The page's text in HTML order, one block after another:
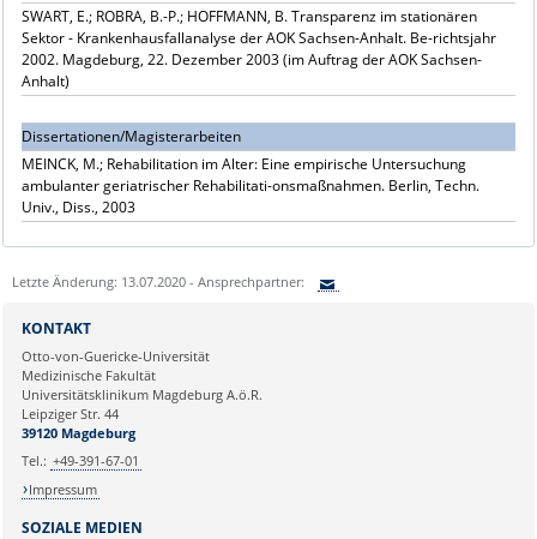
SWART, E.; ROBRA, B.-P.; HOFFMANN, B. Transparenz im stationären
Sektor - Krankenhausfallanalyse der AOK Sachsen-Anhalt. Be-richtsjahr
2002. Magdeburg, 22. Dezember 2003 (im Auftrag der AOK Sachsen-
Anhalt)
Dissertationen/Magisterarbeiten
MEINCK, M.; Rehabilitation im Alter: Eine empirische Untersuchung
ambulanter geriatrischer Rehabilitati-onsmaßnahmen. Berlin, Techn.
Univ., Diss., 2003
Letzte Änderung: 13.07.2020 - Ansprechpartner:
Ihre E-Mailadresse:
Ihr Anliegen:
SOZIALE MEDIEN
KONTAKT
Otto-von-Guericke-Universität
Medizinische Fakultät
Universitätsklinikum Magdeburg A.ö.R.
Leipziger Str. 44
39120 Magdeburg
Tel.: +49-391-67-01
Impressum